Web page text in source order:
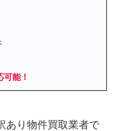
可能！
あり物件買取業者で